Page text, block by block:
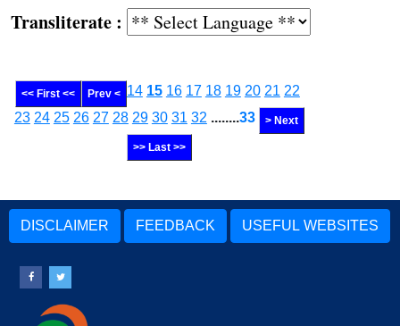
:
<< First << Prev < 14 15 16 17 18 19 20 21 22
23 24 25 26 27 28 29 30 31 32 ........33 > Next
>> Last >>
DISCLAIMER FEEDBACK USEFUL WEBSITES